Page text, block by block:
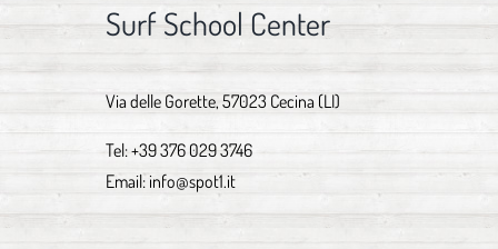
Surf School Center
Via delle Gorette, 57023 Cecina (LI)
Tel:+39 376 029 3746
Email: info@spot1.it